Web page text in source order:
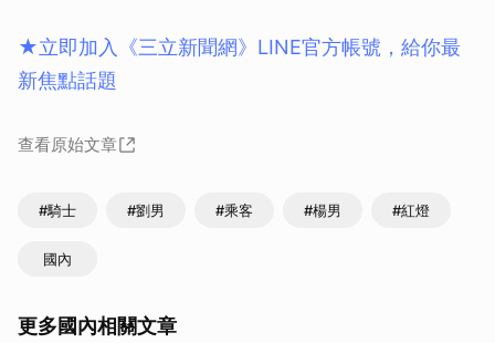
★立即加入《三立新聞網》LINE官方帳號，給你最
新焦點話題
查看原始文章
#騎士 #劉男 #乘客 #楊男 #紅燈
國內
更多國內相關文章